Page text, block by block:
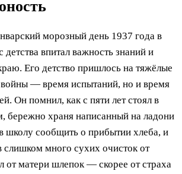
морозный день 1937 года в
детства впитал важность знаний и
Его детство пришлось на тяжёлые
— время испытаний, но и время
Он помнил, как с пяти лет стоял в
бережно храня написанный на ладони
школу сообщить о прибытии хлеба, и
слишком много сухих очисток от
от матери шлепок — скорее от страха